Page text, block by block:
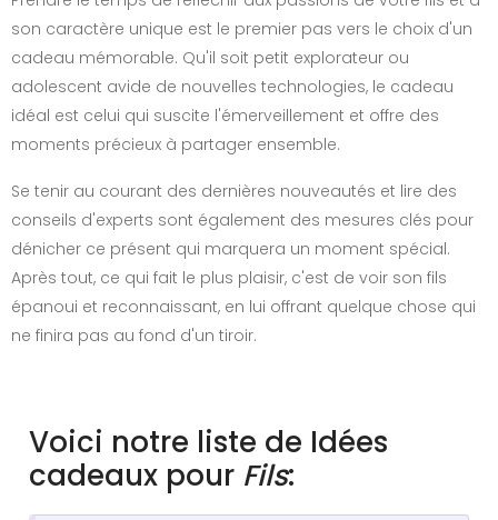
son caractère unique est le premier pas vers le choix d'un
cadeau mémorable. Qu'il soit petit explorateur ou
adolescent avide de nouvelles technologies, le cadeau
idéal est celui qui suscite l'émerveillement et offre des
moments précieux à partager ensemble.
Se tenir au courant des dernières nouveautés et lire des
conseils d'experts sont également des mesures clés pour
dénicher ce présent qui marquera un moment spécial.
Après tout, ce qui fait le plus plaisir, c'est de voir son fils
épanoui et reconnaissant, en lui offrant quelque chose qui
ne finira pas au fond d'un tiroir.
Voici notre liste de Idées
cadeaux pour Fils: